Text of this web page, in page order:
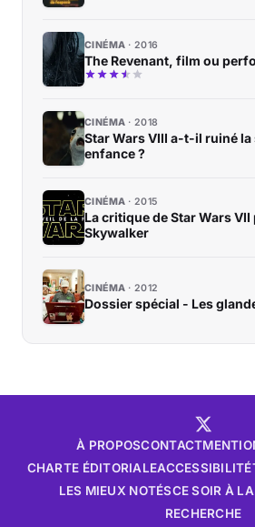
CINÉMA 2016
The Revenant, film ou
CINÉMA 2018
Star Wars VIII a-t-il ruiné la
enfance ?
CINÉMA 2015
La critique de Star Wars VII
Skywalker
CINÉMA 2012
Dossier spécial - Les
À PROPOSCONTACT
CHARTE ÉDITORIALEACCESSIBILITÉ
LES MIEUX NOTÉSCE SOIR À
RECHERCHE